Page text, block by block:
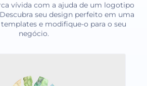
vívida com a ajuda de um logotipo
seu design perfeito em uma
e modifique-o para o seu
negócio.